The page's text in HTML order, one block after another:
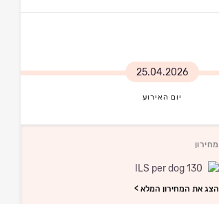
25.04.2026
יום האירוע
מחירון
130 ILS per dog
הצג את המחירון המלא >